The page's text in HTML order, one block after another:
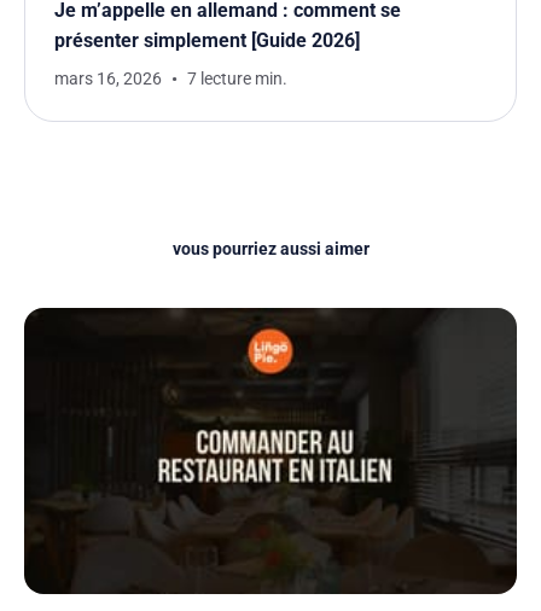
Je m’appelle en allemand : comment se
présenter simplement [Guide 2026]
mars 16, 2026 7 lecture min.
vous pourriez aussi aimer